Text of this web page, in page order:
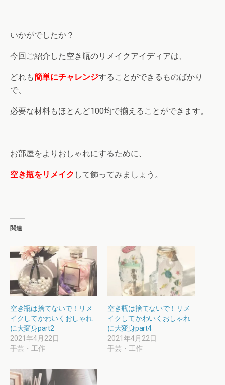
いかがでしたか？
今回ご紹介した空き瓶のリメイクアイディアは、
どれも簡単にチャレンジすることができるものばかり
で、
必要な材料もほとんど100均で揃えることができます。
お部屋をよりおしゃれにするために、
空き瓶をリメイク して飾ってみましょう。
関連
空き瓶は捨てないで！リメ
イクしてかわいくおしゃれ
に大変身part2
2021年4月22日
手芸・工作
空き瓶は捨てないで！リメ
イクしてかわいくおしゃれ
に大変身part4
2021年4月22日
手芸・工作